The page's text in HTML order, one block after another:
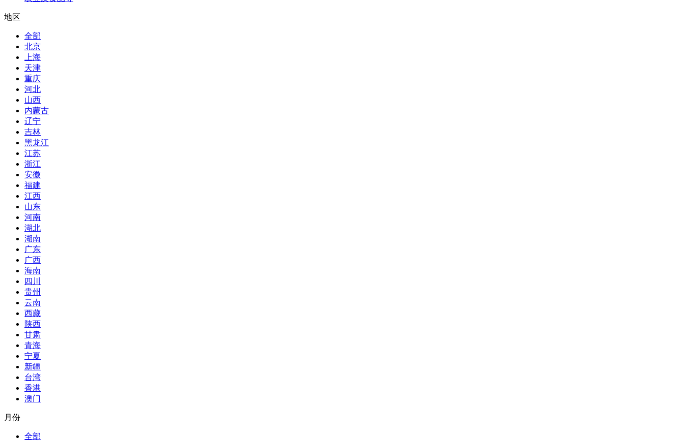
地区
全部
北京
上海
天津
重庆
河北
山西
内蒙古
辽宁
吉林
黑龙江
江苏
浙江
安徽
福建
江西
山东
河南
湖北
湖南
广东
广西
海南
四川
贵州
云南
西藏
陕西
甘肃
青海
宁夏
新疆
台湾
香港
澳门
月份
全部